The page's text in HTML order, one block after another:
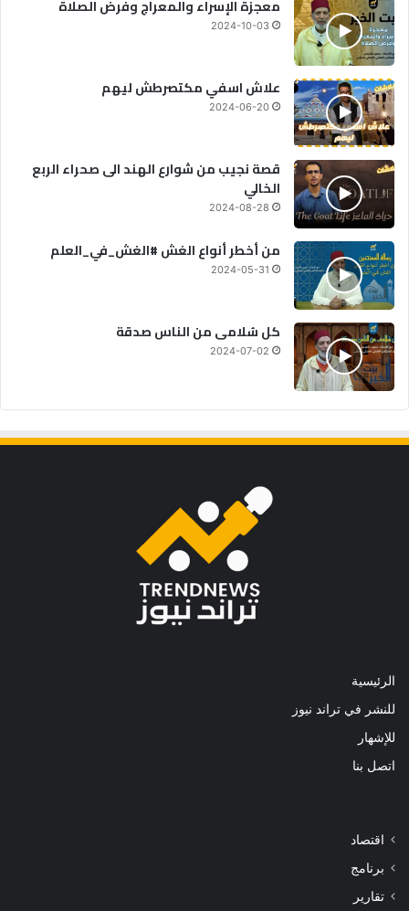
معجزة الإسراء والمعراج وفرض الصلاة
2024-10-03
علاش اسفي مكتصرطش ليهم
2024-06-20
قصة نجيب من شوارع الهند الى صحراء الربع
الخالي
2024-08-28
من أخطر أنواع الغش #الغش_في_العلم
2024-05-31
كل سُلامى من الناس صدقة
2024-07-02
الرئيسية
للنشر في تراند نيوز
للإشهار
اتصل بنا
اقتصاد
برنامج
تقارير